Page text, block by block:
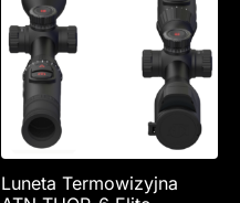
Luneta Termowizyjna